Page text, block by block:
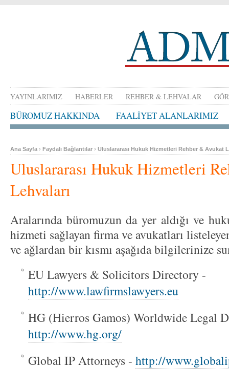
BÜROMUZ HAKKINDA FAALİYET ALANLARIMIZ
YAYINLARIMIZ HABERLER REHBER & LEHVALAR
Ana Sayfa › Faydalı Bağlantılar › Uluslararası Hukuk Hizmetleri Rehber & Avukat
Uluslararası Hukuk Hizmetleri
Lehvaları
Aralarında büromuzun da yer aldığı ve
hizmeti sağlayan firma ve avukatları
ve ağlardan bir kısmı aşağıda bilgilerinize
EU Lawyers & Solicitors Directory -
http://www.lawfirmslawyers.eu
HG (Hierros Gamos) Worldwide Legal
http://www.hg.org/
Global IP Attorneys - http://